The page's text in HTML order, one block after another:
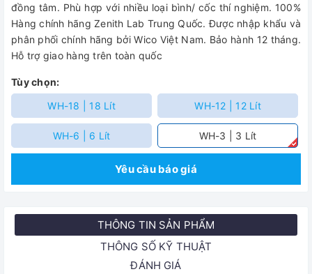
đồng tâm. Phù hợp với nhiều loại bình/ cốc thí nghiệm. 100%
Hàng chính hãng Zenith Lab Trung Quốc. Được nhập khẩu và
phân phối chính hãng bởi Wico Việt Nam. Bảo hành 12 tháng.
Hỗ trợ giao hàng trên toàn quốc
Tùy chọn:
WH-18 | 18 Lít
WH-12 | 12 Lít
WH-6 | 6 Lít WH-3 | 3 Lít
Yêu cầu báo giá
THÔNG TIN SẢN PHẨM
THÔNG SỐ KỸ THUẬT
ĐÁNH GIÁ